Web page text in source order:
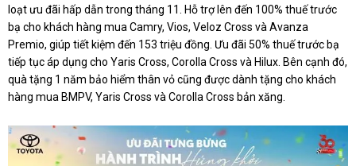
loạt ưu đãi hấp dẫn trong tháng 11. Hỗ trợ lên đến 100% thuế trước
bạ cho khách hàng mua Camry, Vios, Veloz Cross và Avanza
Premio, giúp tiết kiệm đến 153 triệu đồng. Ưu đãi 50% thuế trước bạ
tiếp tục áp dụng cho Yaris Cross, Corolla Cross và Hilux. Bên cạnh đó,
quà tặng 1 năm bảo hiểm thân vỏ cũng được dành tặng cho khách
hàng mua BMPV, Yaris Cross và Corolla Cross bản xăng.